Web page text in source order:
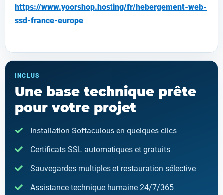
https://www.yoorshop.hosting/fr/hebergement-web-
ssd-france-europe
INCLUS
Une base technique prête
pour votre projet
Installation Softaculous en quelques clics
Certificats SSL automatiques et gratuits
Sauvegardes multiples et restauration sélective
Assistance technique humaine 24/7/365